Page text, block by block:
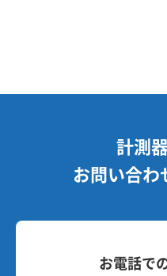
計測
お問い合わ
お電話で